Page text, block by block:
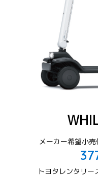
メーカー希望小
トヨタレンタリ